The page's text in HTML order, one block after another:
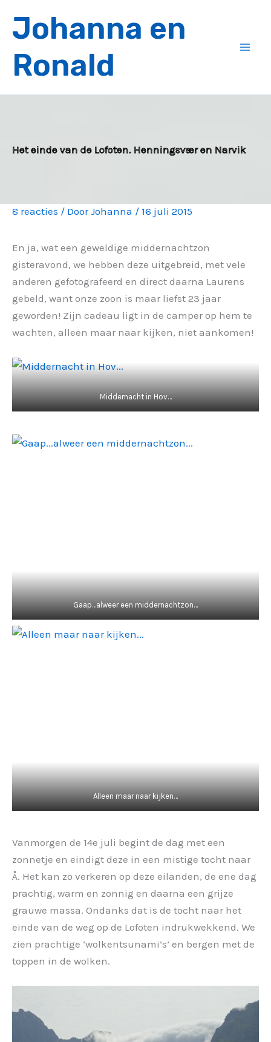
naar
inhoud
Johanna en
Ronald
Het einde van de Lofoten. Henningsvær en Narvik
8 reacties / DoorJohanna / 16 juli 2015
En ja, wat een geweldige middernachtzon
gisteravond, we hebben deze uitgebreid, met vele
anderen gefotografeerd en direct daarna Laurens
gebeld, want onze zoon is maar liefst 23 jaar
geworden! Zijn cadeau ligt in de camper op hem te
wachten, alleen maar naar kijken, niet aankomen!
Middernacht in Hov…
Gaap…alweer een middernachtzon…
Alleen maar naar kijken…
Vanmorgen de 14e juli begint de dag met een
zonnetje en eindigt deze in een mistige tocht naar
Å. Het kan zo verkeren op deze eilanden, de ene dag
prachtig, warm en zonnig en daarna een grijze
grauwe massa. Ondanks dat is de tocht naar het
einde van de weg op de Lofoten indrukwekkend. We
zien prachtige ‘wolkentsunami’s’ en bergen met de
toppen in de wolken.